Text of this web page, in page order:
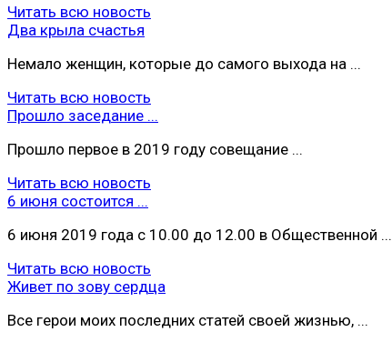
Читать всю новость
Два крыла счастья
Немало женщин, которые до самого выхода на ...
Читать всю новость
Прошло заседание ...
Прошло первое в 2019 году совещание ...
Читать всю новость
6 июня состоится ...
6 июня 2019 года с 10.00 до 12.00 в Общественной ...
Читать всю новость
Живет по зову сердца
Все герои моих последних статей своей жизнью, ...